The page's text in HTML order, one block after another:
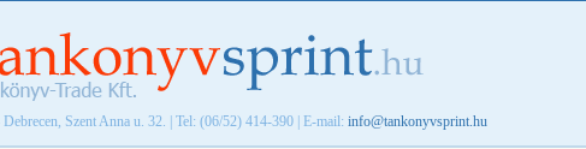
Debrecen, Szent Anna u. 32. | Tel: (06/52) 414-390 | E-mail: info@tankonyvsprint.hu